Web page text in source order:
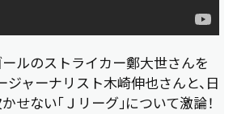
ルのストライカー鄭大世さんを
ジャーナリスト木崎伸也さんと、日
せない「Ｊリーグ」について激論！